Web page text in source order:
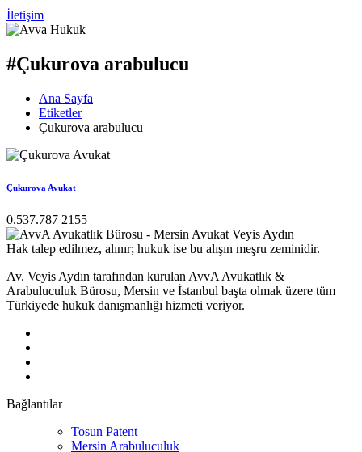
İletişim
#Çukurova arabulucu
Ana Sayfa
Etiketler
Çukurova arabulucu
Çukurova Avukat
0.537.787 2155
Hak talep edilmez, alınır; hukuk ise bu alışın meşru zeminidir.
Av. Veyis Aydın tarafından kurulan AvvA Avukatlık &
Arabuluculuk Bürosu, Mersin ve İstanbul başta olmak üzere tüm
Türkiyede hukuk danışmanlığı hizmeti veriyor.
Bağlantılar
Tosun Patent
Mersin Arabuluculuk